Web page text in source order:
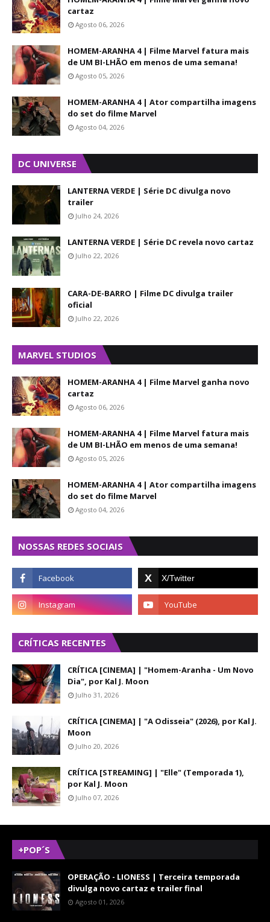
cartaz
Agosto 06, 2026
HOMEM-ARANHA 4 | Filme Marvel fatura mais
de UM BI-LHÃO em menos de uma semana!
Agosto 05, 2026
HOMEM-ARANHA 4 | Ator compartilha imagens
do set do filme Marvel
Agosto 04, 2026
DC UNIVERSE
LANTERNA VERDE | Série DC divulga novo
trailer
Julho 24, 2026
LANTERNA VERDE | Série DC revela novo cartaz
Julho 22, 2026
CARA-DE-BARRO | Filme DC divulga trailer
oficial
Julho 22, 2026
MARVEL STUDIOS
HOMEM-ARANHA 4 | Filme Marvel ganha novo
cartaz
Agosto 06, 2026
HOMEM-ARANHA 4 | Filme Marvel fatura mais
de UM BI-LHÃO em menos de uma semana!
Agosto 05, 2026
HOMEM-ARANHA 4 | Ator compartilha imagens
do set do filme Marvel
Agosto 04, 2026
NOSSAS REDES SOCIAIS
CRÍTICAS RECENTES
CRÍTICA [CINEMA] | "Homem-Aranha - Um Novo
Dia", por Kal J. Moon
Julho 31, 2026
CRÍTICA [CINEMA] | "A Odisseia" (2026), por Kal J.
Moon
Julho 20, 2026
CRÍTICA [STREAMING] | "Elle" (Temporada 1),
por Kal J. Moon
Julho 07, 2026
+POP´S
OPERAÇÃO - LIONESS | Terceira temporada
divulga novo cartaz e trailer final
Agosto 01, 2026